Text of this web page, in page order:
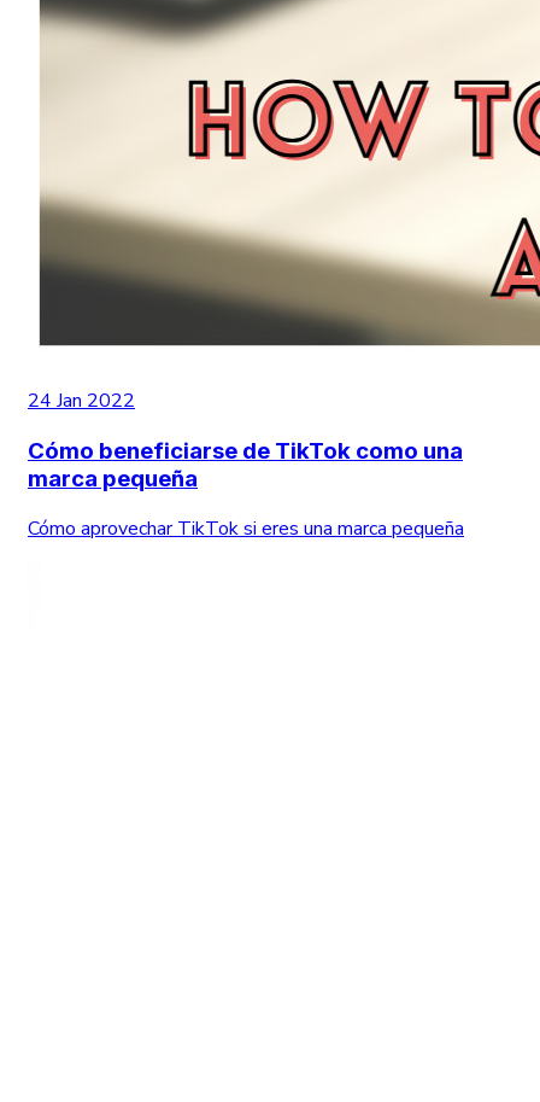
24 Jan 2022
Cómo beneficiarse de TikTok como una
marca pequeña
Cómo aprovechar TikTok si eres una marca pequeña